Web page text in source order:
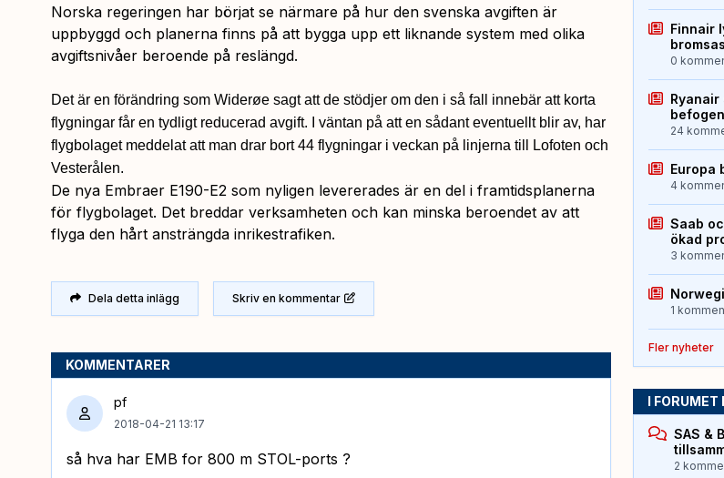
Norska regeringen har börjat se närmare på hur den svenska avgiften är
uppbyggd och planerna finns på att bygga upp ett liknande system med olika
avgiftsnivåer beroende på reslängd.
Det är en förändring som Widerøe sagt att de stödjer om den i så fall innebär att korta
flygningar får en tydligt reducerad avgift. I väntan på att en sådant eventuellt blir av, har
flygbolaget meddelat att man drar bort 44 flygningar i veckan på linjerna till Lofoten och
Vesterålen.
De nya Embraer E190-E2 som nyligen levererades är en del i framtidsplanerna
för flygbolaget. Det breddar verksamheten och kan minska beroendet av att
flyga den hårt ansträngda inrikestrafiken.
Dela detta inlägg Skriv en kommentar
KOMMENTARER
pf
2018-04-21 13:17
så hva har EMB for 800 m STOL-ports ?
Finnair
0
24
Europa
4
Saab
ökad
3
1
Fler nyheter
I
SAS &
2